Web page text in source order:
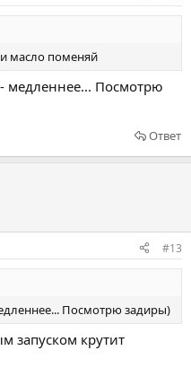
масло поменяй
медленнее... Посмотрю
Ответ
#13
Посмотрю задиры)
запуском крутит